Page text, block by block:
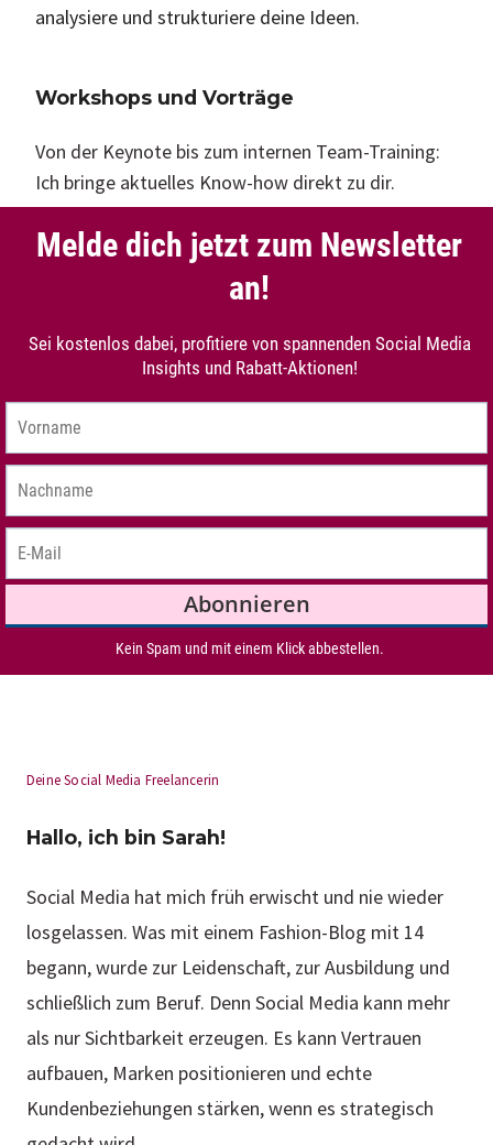
analysiere und strukturiere deine Ideen.
Workshops und Vorträge
Von der Keynote bis zum internen Team-Training:
Ich bringe aktuelles Know-how direkt zu dir.
Deine Social Media Freelancerin
Hallo, ich bin Sarah!
Social Media hat mich früh erwischt und nie wieder
losgelassen. Was mit einem Fashion-Blog mit 14
begann, wurde zur Leidenschaft, zur Ausbildung und
schließlich zum Beruf. Denn Social Media kann mehr
als nur Sichtbarkeit erzeugen. Es kann Vertrauen
aufbauen, Marken positionieren und echte
Kundenbeziehungen stärken, wenn es strategisch